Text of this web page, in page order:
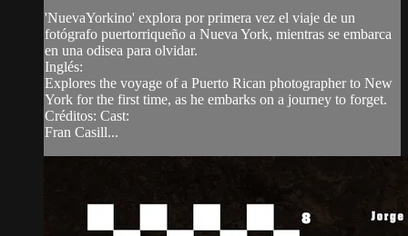
'NuevaYorkino' explora por primera vez el viaje de un
fotógrafo puertorriqueño a Nueva York, mientras se embarca
en una odisea para olvidar.
Inglés:
Explores the voyage of a Puerto Rican photographer to New
York for the first time, as he embarks on a journey to forget.
Créditos: Cast:
Fran Casill...